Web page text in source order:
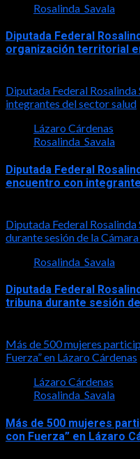
Rosalinda_Savala
Diputada Federal
organización territorial
Diputada Federal
integrantes del sector salud
Lázaro Cárdenas
Rosalinda_Savala
Diputada Federal
encuentro con
Diputada Federal
durante sesión de la
Rosalinda_Savala
Diputada Federal
tribuna durante sesión
Más de 500 mujeres
Fuerza” en Lázaro Cárdenas
Lázaro Cárdenas
Rosalinda_Savala
Más de 500 mujeres
con Fuerza” en Lázaro